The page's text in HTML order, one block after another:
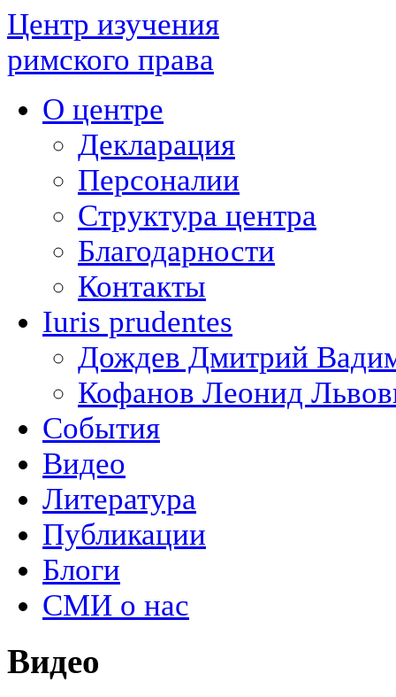
Центр изучения
римского права
О центре
Декларация
Персоналии
Структура центра
Благодарности
Контакты
Iuris prudentes
Дождев Дмитрий
Кофанов Леонид
События
Видео
Литература
Публикации
Блоги
СМИ о нас
Видео